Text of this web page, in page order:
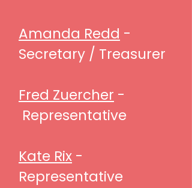
​Amanda Redd -
Secretary / Treasurer​
Fred Zuercher -
Representative​
Kate Rix -
Representative